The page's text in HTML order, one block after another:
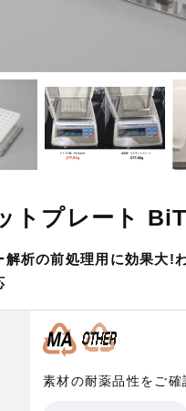
トプレート
解析の前処理用に効果大!
素材の耐薬品性をご確